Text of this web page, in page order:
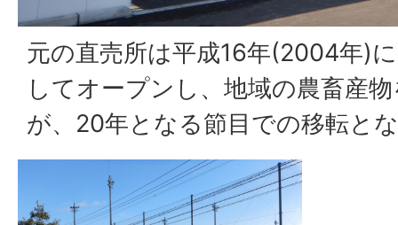
元の直売所は平成16年(2004年)
してオープンし、地域の農畜産
が、20年となる節目での移転と